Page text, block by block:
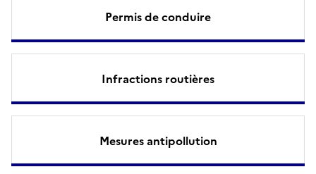
Permis de conduire
Infractions routières
Mesures antipollution